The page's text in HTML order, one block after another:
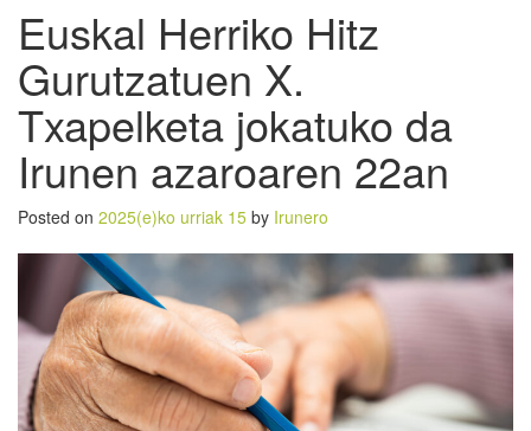
Euskal Herriko Hitz
Gurutzatuen X.
Txapelketa jokatuko da
Irunen azaroaren 22an
Posted on 2025(e)ko urriak 15 by Irunero